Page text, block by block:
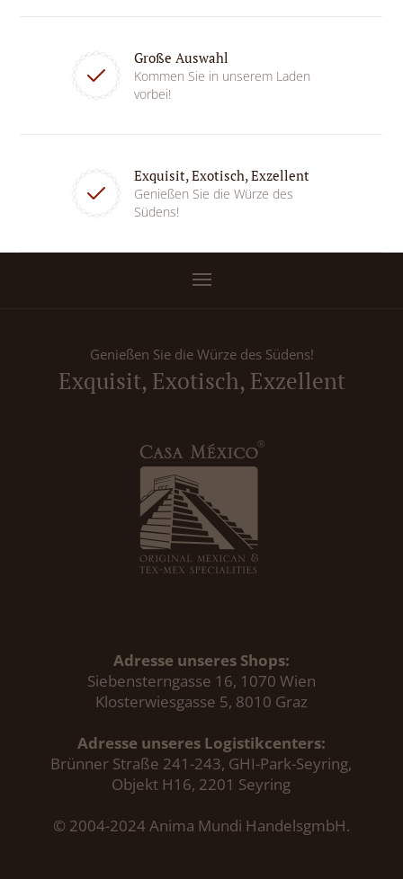
Große Auswahl
Kommen Sie in unserem Laden
vorbei!
Exquisit, Exotisch, Exzellent
Genießen Sie die Würze des
Südens!
Genießen Sie die Würze des Südens!
Exquisit, Exotisch, Exzellent
Adresse unseres Shops:
Siebensterngasse 16, 1070 Wien
Klosterwiesgasse 5, 8010 Graz
Adresse unseres Logistikcenters:
Brünner Straße 241-243, GHI-Park-Seyring,
Objekt H16, 2201 Seyring
© 2004-2024 Anima Mundi HandelsgmbH.